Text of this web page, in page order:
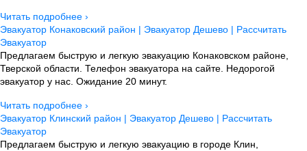
Читать подробнее ›
Эвакуатор Конаковский район | Эвакуатор Дешево | Рассчитать
Эвакуатор
Предлагаем быструю и легкую эвакуацию Конаковском районе,
Тверской области. Телефон эвакуатора на сайте. Недорогой
эвакуатор у нас. Ожидание 20 минут.
Читать подробнее ›
Эвакуатор Клинский район | Эвакуатор Дешево | Рассчитать
Эвакуатор
Предлагаем быструю и легкую эвакуацию в городе Клин,